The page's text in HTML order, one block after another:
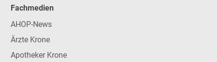
Fachmedien
AHOP-News
Ärzte Krone
Apotheker Krone